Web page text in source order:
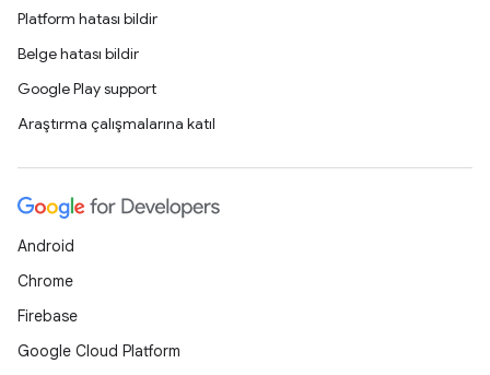
Platform hatası bildir
Belge hatası bildir
Google Play support
Araştırma çalışmalarına katıl
Android
Chrome
Firebase
Google Cloud Platform